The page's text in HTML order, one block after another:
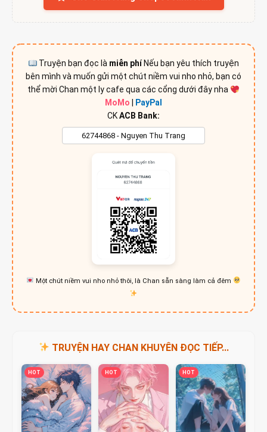
Truyện bạn đọc là miễn phíNếu bạn yêu thích truyện
bên mình và muốn gửi một chút niềm vui nho nhỏ, bạn có
thể mời Chan một ly cafe qua các cổng dưới đây nha
MoMo
PayPal
CKACB Bank:
Một chút niềm vui nho nhỏ thôi, là Chan sẵn sàng làm cả đêm
TRUYỆN HAY CHAN KHUYÊN ĐỌC TIẾP...
HOT HOT HOT